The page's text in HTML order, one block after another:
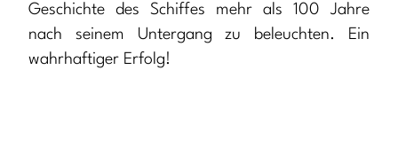
Geschichte des Schiffes mehr als 100 Jahre
nach seinem Untergang zu beleuchten. Ein
wahrhaftiger Erfolg!